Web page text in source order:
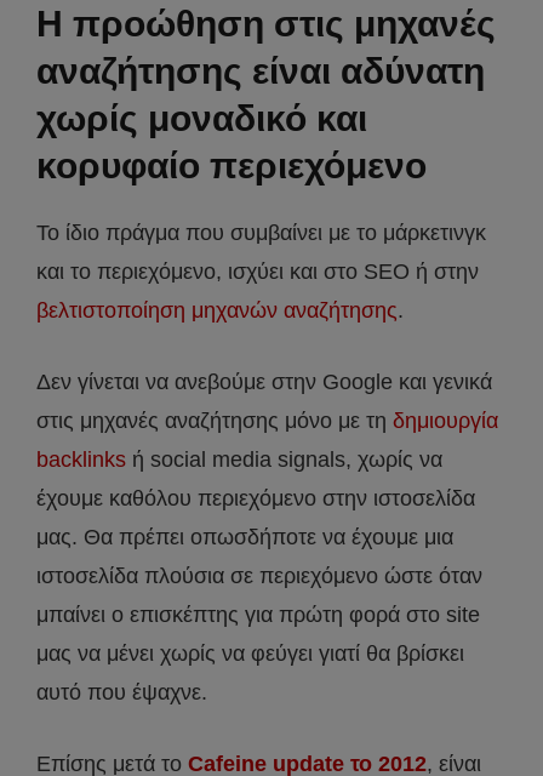
Η προώθηση στις μηχανές
αναζήτησης είναι αδύνατη
χωρίς μοναδικό και
κορυφαίο περιεχόμενο
Το ίδιο πράγμα που συμβαίνει με το μάρκετινγκ
και το περιεχόμενο, ισχύει και στο SEO ή στην
βελτιστοποίηση μηχανών αναζήτησης.
Δεν γίνεται να ανεβούμε στην Google και γενικά
στις μηχανές αναζήτησης μόνο με τη δημιουργία
backlinks ή social media signals, χωρίς να
έχουμε καθόλου περιεχόμενο στην ιστοσελίδα
μας. Θα πρέπει οπωσδήποτε να έχουμε μια
ιστοσελίδα πλούσια σε περιεχόμενο ώστε όταν
μπαίνει ο επισκέπτης για πρώτη φορά στο site
μας να μένει χωρίς να φεύγει γιατί θα βρίσκει
αυτό που έψαχνε.
Επίσης μετά το Cafeine update το 2012, είναι